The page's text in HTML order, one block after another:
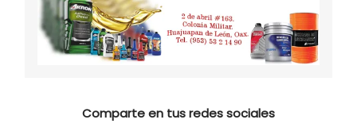
Comparte en tus redes sociales